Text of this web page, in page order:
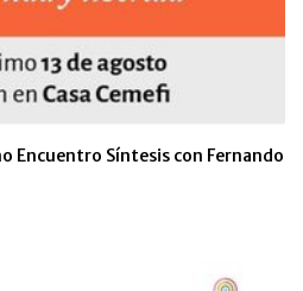
Encuentro Síntesis con Fernando